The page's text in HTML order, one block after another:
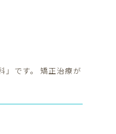
」です。 矯正治療が